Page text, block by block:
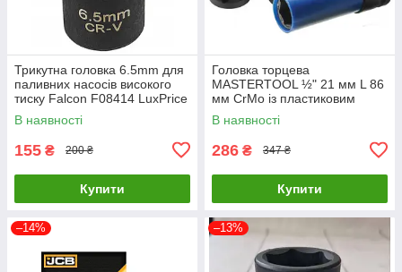
Трикутна головка 6.5mm для
паливних насосів високого
тиску Falcon F08414 LuxPrice
В наявності
155 ₴ 200 ₴
Купити
Головка торцева
MASTERTOOL ½" 21 мм L 86
мм CrMo із пластиковим
захистом для алюмінієвих
дисків 78-1521 LuxPrice
В наявності
286 ₴ 347 ₴
Купити
–14% –13%